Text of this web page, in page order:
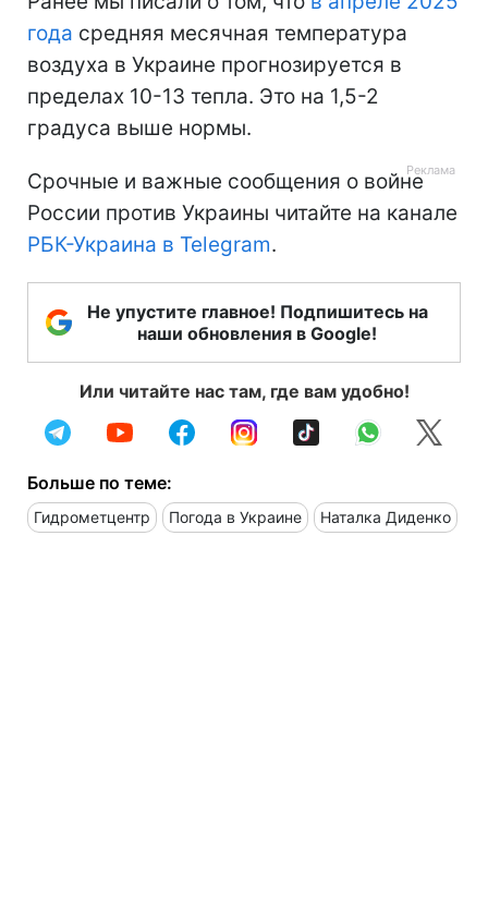
года средняя месячная температура
воздуха в Украине прогнозируется в
пределах 10-13 тепла. Это на 1,5-2
градуса выше нормы.
Срочные и важные сообщения о войне
России против Украины читайте на канале
РБК-Украина в Telegram.
Не упустите главное! Подпишитесь на
наши обновления в Google!
Или читайте нас там, где вам удобно!
Больше по теме:
Гидрометцентр Погода в Украине Наталка Диденко